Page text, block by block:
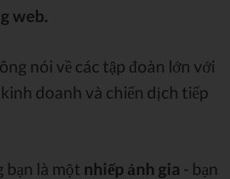
web.
nói về các tập đoàn lớn với
doanh và chiến dịch tiếp
bạn là một nhiếp ảnh gia - bạn